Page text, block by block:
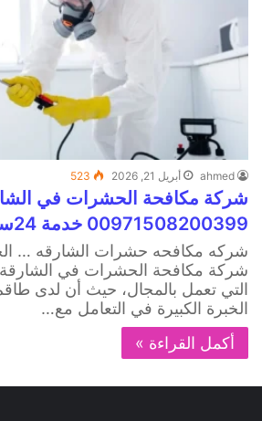
ahmed أبريل 21, 2026 523
شركة مكافحة الحشرات في
00971508200399 خدمة 24ساعة
شركه مكافحه حشرات الشارقه …
شركة مكافحة الحشرات في
التي تعمل بالمجال، حيث أن لدى طاقم
الخبرة الكبيرة في التعامل مع…
أكمل القراءة »